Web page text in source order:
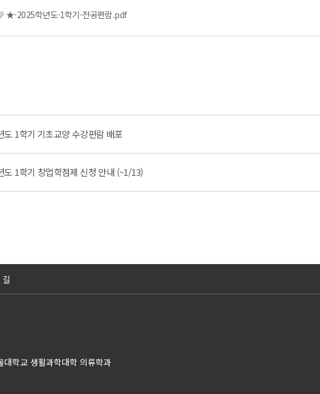
★-2025학년도-1학기-전공편람.pdf
도 1학기 기초교양 수강편람 배포
도 1학기 창업학점제 신청 안내 (~1/13)
학교 생활과학대학 의류학과